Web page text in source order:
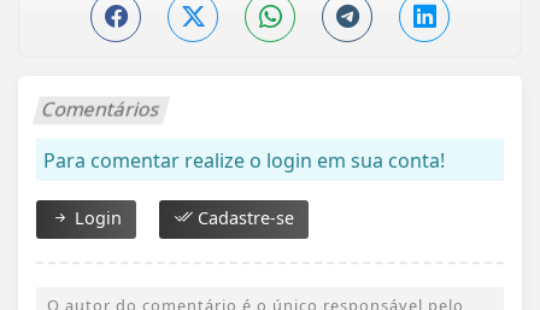
Comentários
Para comentar realize o login em sua conta!
Login Cadastre-se
O autor do comentário é o único responsável pelo